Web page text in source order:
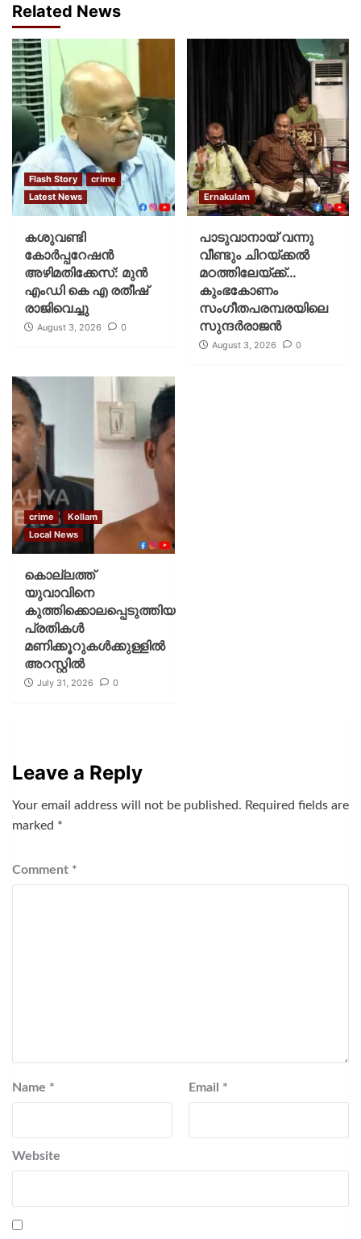
Related News
Flash Story
crime
Latest News
കശുവണ്ടി
കോര്‍പ്പറേഷന്‍
അഴിമതിക്കേസ്: മുന്‍
എംഡി കെ എ രതീഷ്
രാജിവെച്ചു
August 3, 2026 0
Ernakulam
പാടുവാനായ് വന്നു
വീണ്ടും ചിറയ്ക്കൽ
മഠത്തിലേയ്ക്ക്…
കുംഭകോണം
സംഗീതപരമ്പരയിലെ
സുന്ദർരാജൻ
August 3, 2026 0
crime
Kollam
Local News
കൊല്ലത്ത്
യുവാവിനെ
കുത്തിക്കൊലപ്പെടുത്തിയ
പ്രതികൾ
മണിക്കൂറുകൾക്കുള്ളിൽ
അറസ്റ്റിൽ
July 31, 2026 0
Leave a Reply
Your email address will not be published. Required fields are
marked *
Comment *
Name * Email *
Website